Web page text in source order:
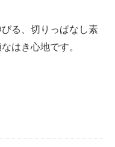
る、切りっぱなし素
はき心地です。